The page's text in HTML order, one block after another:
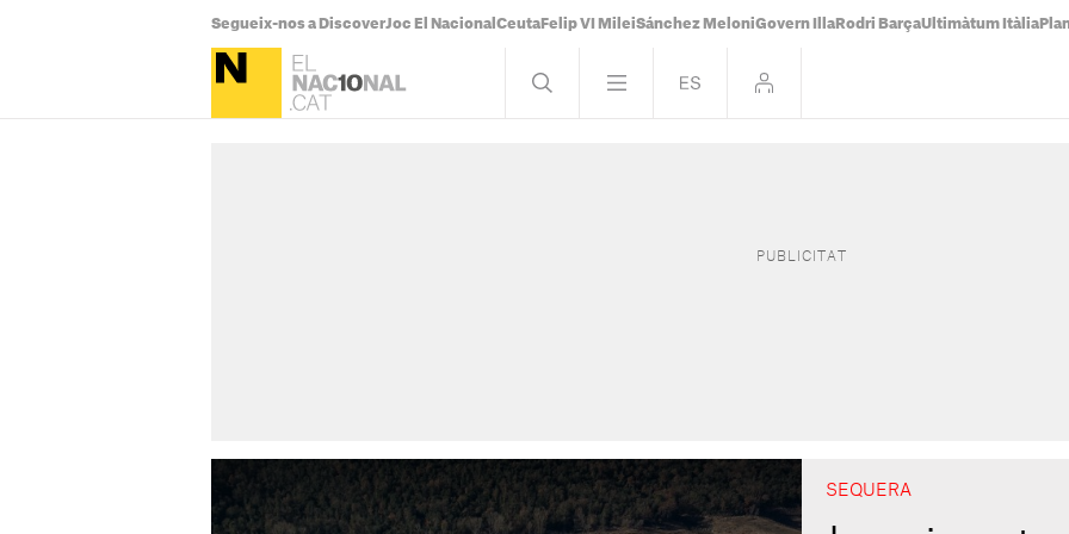
Segueix-nos a DiscoverJoc El Nacional Ceuta Felip VI MileiSánchez MeloniGovern Illa Rodri BarçaUltimàtum Itàlia
SEQUERA